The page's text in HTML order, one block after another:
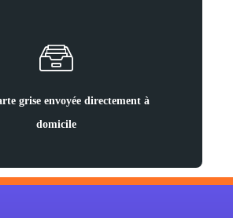
grise envoyée directement à
domicile